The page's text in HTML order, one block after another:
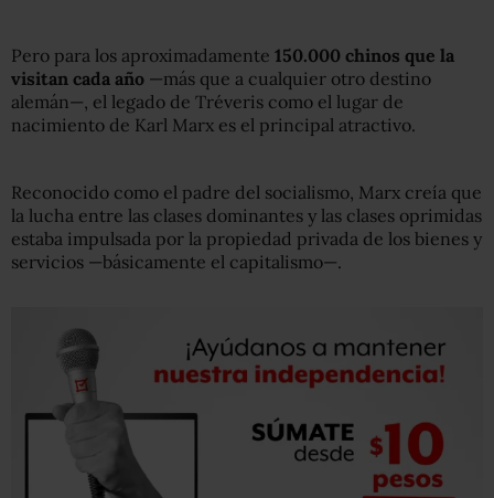
Pero para los aproximadamente 150.000 chinos que la
visitan cada año —más que a cualquier otro destino
alemán—, el legado de Tréveris como el lugar de
nacimiento de Karl Marx es el principal atractivo.
Reconocido como el padre del socialismo, Marx creía que
la lucha entre las clases dominantes y las clases oprimidas
estaba impulsada por la propiedad privada de los bienes y
servicios —básicamente el capitalismo—.